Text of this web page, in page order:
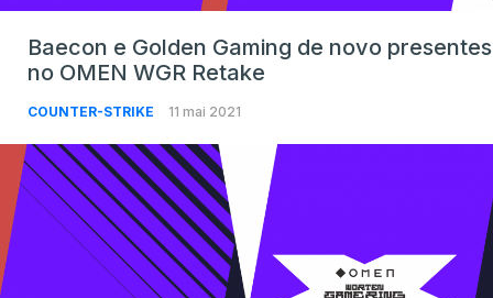
Baecon e Golden Gaming de novo presentes
no OMEN WGR Retake
COUNTER-STRIKE 11 mai 2021